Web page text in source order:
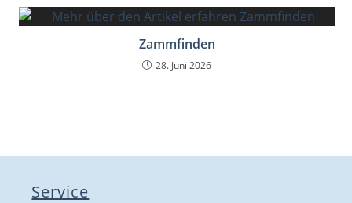
Zammfinden
28. Juni 2026
Service